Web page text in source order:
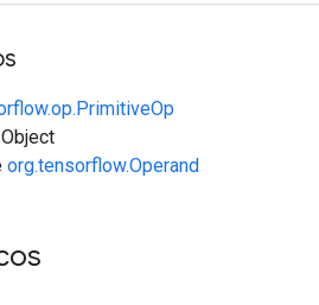
org.tensorflow.Operand